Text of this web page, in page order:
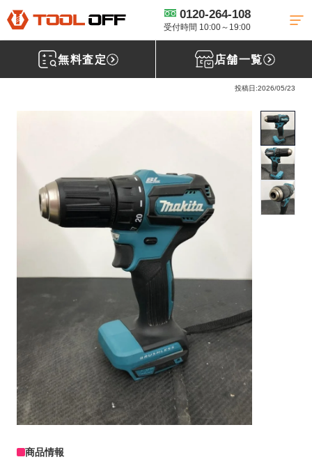
0120-264-108
受付時間 10:00～19:00
無料査定 店舗一覧
工具買取TOP 電動工具買取 ドライバドリル買取
【買取実績】 マキ
タ 充電式ドライバドリル DF473DZ【神奈川県横須賀市】厚木店
マキタ(makita) 充電式ドライバドリル DF473DZ
投稿日:2026/05/23
商品情報